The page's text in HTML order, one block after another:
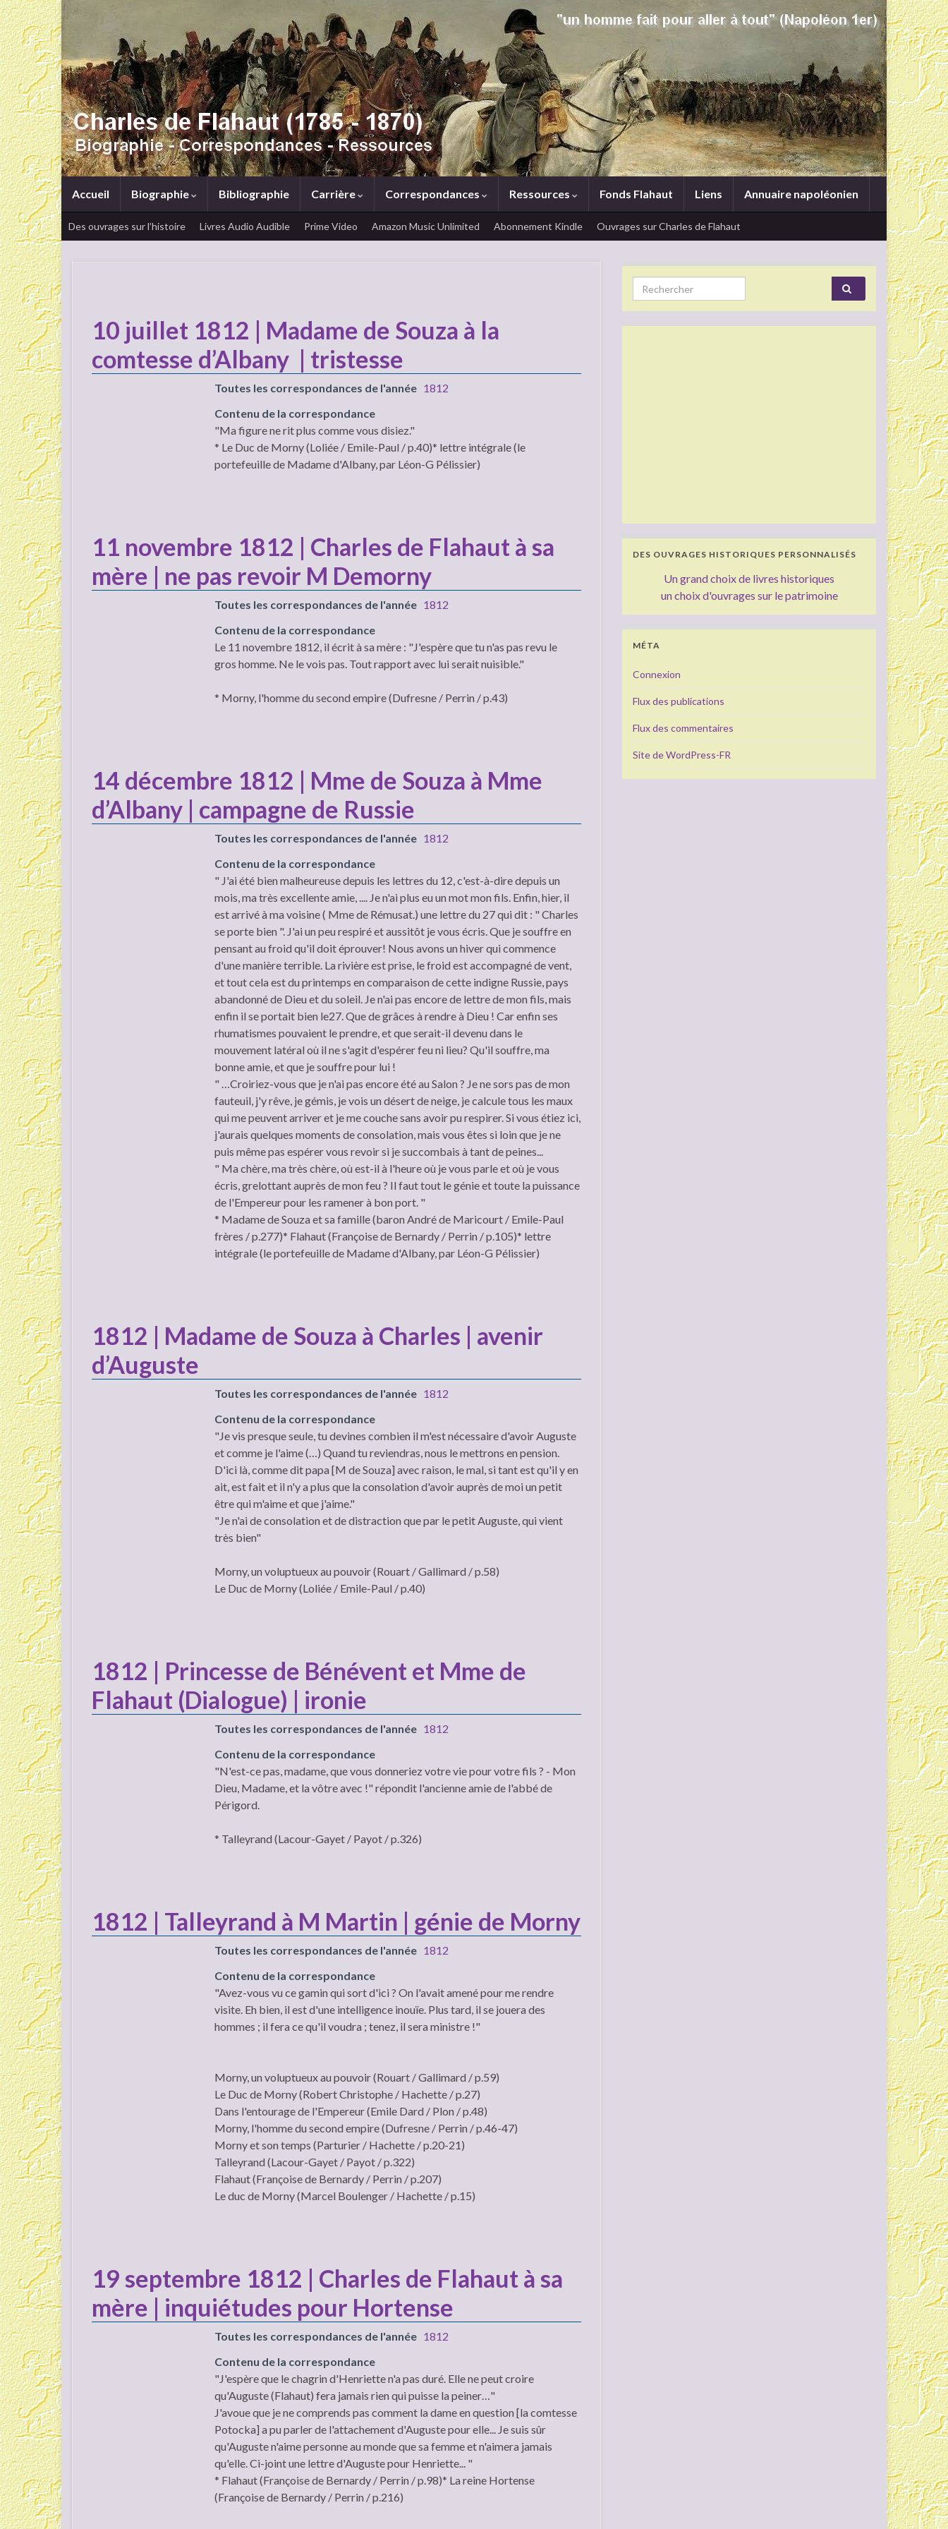
Accueil Biographie Bibliographie Carrière Correspondances Ressources Fonds Flahaut Liens Annuaire napoléonien
Des ouvrages sur l’histoire Livres Audio Audible Prime Video Amazon Music Unlimited Abonnement Kindle Ouvrages sur Charles de Flahaut
10 juillet 1812 | Madame de Souza à la
comtesse d’Albany | tristesse
Toutes les correspondances de l'année 1812
Contenu de la correspondance
"Ma figure ne rit plus comme vous disiez."
* Le Duc de Morny (Loliée / Emile-Paul / p.40)* lettre intégrale (le
portefeuille de Madame d'Albany, par Léon-G Pélissier)
11 novembre 1812 | Charles de Flahaut à sa
mère | ne pas revoir M Demorny
Toutes les correspondances de l'année 1812
Contenu de la correspondance
Le 11 novembre 1812, il écrit à sa mère : "J'espère que tu n'as pas revu le
gros homme. Ne le vois pas. Tout rapport avec lui serait nuisible."
* Morny, l'homme du second empire (Dufresne / Perrin / p.43)
14 décembre 1812 | Mme de Souza à Mme
d’Albany | campagne de Russie
Toutes les correspondances de l'année 1812
Contenu de la correspondance
" J'ai été bien malheureuse depuis les lettres du 12, c'est-à-dire depuis un
mois, ma très excellente amie, .... Je n'ai plus eu un mot mon fils. Enfin, hier, il
est arrivé à ma voisine ( Mme de Rémusat.) une lettre du 27 qui dit : " Charles
se porte bien ". J'ai un peu respiré et aussitôt je vous écris. Que je souffre en
pensant au froid qu'il doit éprouver! Nous avons un hiver qui commence
d'une manière terrible. La rivière est prise, le froid est accompagné de vent,
et tout cela est du printemps en comparaison de cette indigne Russie, pays
abandonné de Dieu et du soleil. Je n'ai pas encore de lettre de mon fils, mais
enfin il se portait bien le27. Que de grâces à rendre à Dieu ! Car enfin ses
rhumatismes pouvaient le prendre, et que serait-il devenu dans le
mouvement latéral où il ne s'agit d'espérer feu ni lieu? Qu'il souffre, ma
bonne amie, et que je souffre pour lui !
" …Croiriez-vous que je n'ai pas encore été au Salon ? Je ne sors pas de mon
fauteuil, j'y rêve, je gémis, je vois un désert de neige, je calcule tous les maux
qui me peuvent arriver et je me couche sans avoir pu respirer. Si vous étiez ici,
j'aurais quelques moments de consolation, mais vous êtes si loin que je ne
puis même pas espérer vous revoir si je succombais à tant de peines...
" Ma chère, ma très chère, où est-il à l'heure où je vous parle et où je vous
écris, grelottant auprès de mon feu ? Il faut tout le génie et toute la puissance
de l'Empereur pour les ramener à bon port. "
* Madame de Souza et sa famille (baron André de Maricourt / Emile-Paul
frères / p.277)* Flahaut (Françoise de Bernardy / Perrin / p.105)* lettre
intégrale (le portefeuille de Madame d'Albany, par Léon-G Pélissier)
1812 | Madame de Souza à Charles | avenir
d’Auguste
Toutes les correspondances de l'année 1812
Contenu de la correspondance
"Je vis presque seule, tu devines combien il m'est nécessaire d'avoir Auguste
et comme je l'aime (…) Quand tu reviendras, nous le mettrons en pension.
D'ici là, comme dit papa [M de Souza] avec raison, le mal, si tant est qu'il y en
ait, est fait et il n'y a plus que la consolation d'avoir auprès de moi un petit
être qui m'aime et que j'aime."
"Je n'ai de consolation et de distraction que par le petit Auguste, qui vient
très bien"
Morny, un voluptueux au pouvoir (Rouart / Gallimard / p.58)
Le Duc de Morny (Loliée / Emile-Paul / p.40)
1812 | Princesse de Bénévent et Mme de
Flahaut (Dialogue) | ironie
Toutes les correspondances de l'année 1812
Contenu de la correspondance
"N'est-ce pas, madame, que vous donneriez votre vie pour votre fils ? - Mon
Dieu, Madame, et la vôtre avec !" répondit l'ancienne amie de l'abbé de
Périgord.
* Talleyrand (Lacour-Gayet / Payot / p.326)
1812 | Talleyrand à M Martin | génie de Morny
Toutes les correspondances de l'année 1812
Contenu de la correspondance
"Avez-vous vu ce gamin qui sort d'ici ? On l'avait amené pour me rendre
visite. Eh bien, il est d'une intelligence inouïe. Plus tard, il se jouera des
hommes ; il fera ce qu'il voudra ; tenez, il sera ministre !"
Morny, un voluptueux au pouvoir (Rouart / Gallimard / p.59)
Le Duc de Morny (Robert Christophe / Hachette / p.27)
Dans l'entourage de l'Empereur (Emile Dard / Plon / p.48)
Morny, l'homme du second empire (Dufresne / Perrin / p.46-47)
Morny et son temps (Parturier / Hachette / p.20-21)
Talleyrand (Lacour-Gayet / Payot / p.322)
Flahaut (Françoise de Bernardy / Perrin / p.207)
Le duc de Morny (Marcel Boulenger / Hachette / p.15)
19 septembre 1812 | Charles de Flahaut à sa
mère | inquiétudes pour Hortense
Toutes les correspondances de l'année 1812
Contenu de la correspondance
"J'espère que le chagrin d'Henriette n'a pas duré. Elle ne peut croire
qu'Auguste (Flahaut) fera jamais rien qui puisse la peiner…"
J'avoue que je ne comprends pas comment la dame en question [la comtesse
Potocka] a pu parler de l'attachement d'Auguste pour elle... Je suis sûr
qu'Auguste n'aime personne au monde que sa femme et n'aimera jamais
qu'elle. Ci-joint une lettre d'Auguste pour Henriette... "
* Flahaut (Françoise de Bernardy / Perrin / p.98)* La reine Hortense
(Françoise de Bernardy / Perrin / p.216)
Search for:
DES OUVRAGES HISTORIQUES PERSONNALISÉS
Un grand choix de livres historiques
un choix d'ouvrages sur le patrimoine
MÉTA
Connexion
Flux des publications
Flux des commentaires
Site de WordPress-FR